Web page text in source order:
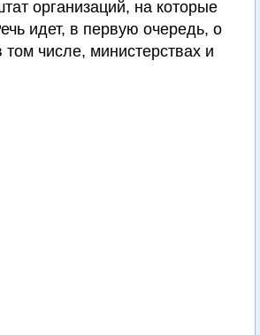
организаций, на которые
идет, в первую очередь, о
том числе, министерствах и